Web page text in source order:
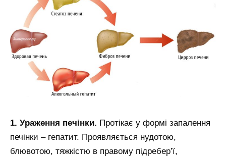
1. Ураження печінки. Протікає у формі запалення
печінки – гепатит. Проявляється нудотою,
блювотою, тяжкістю в правому підребер’ї,